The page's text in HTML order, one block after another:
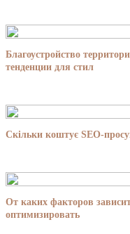
Благоустройство
тенденции для стил
Скільки коштує SEO-
От каких факторов
оптимизировать